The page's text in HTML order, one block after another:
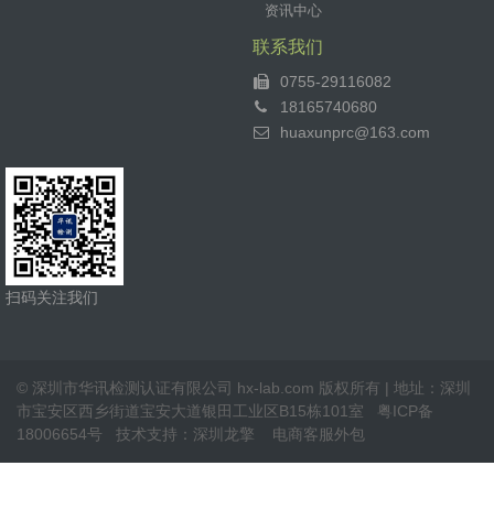
资讯中心
联系我们
0755-29116082
18165740680
huaxunprc@163.com
扫码关注我们
© 深圳市华讯检测认证有限公司 hx-lab.com 版权所有 | 地址：深圳
市宝安区西乡街道宝安大道银田工业区B15栋101室
粤ICP备
18006654号 技术支持： 深圳龙擎 电商客服外包